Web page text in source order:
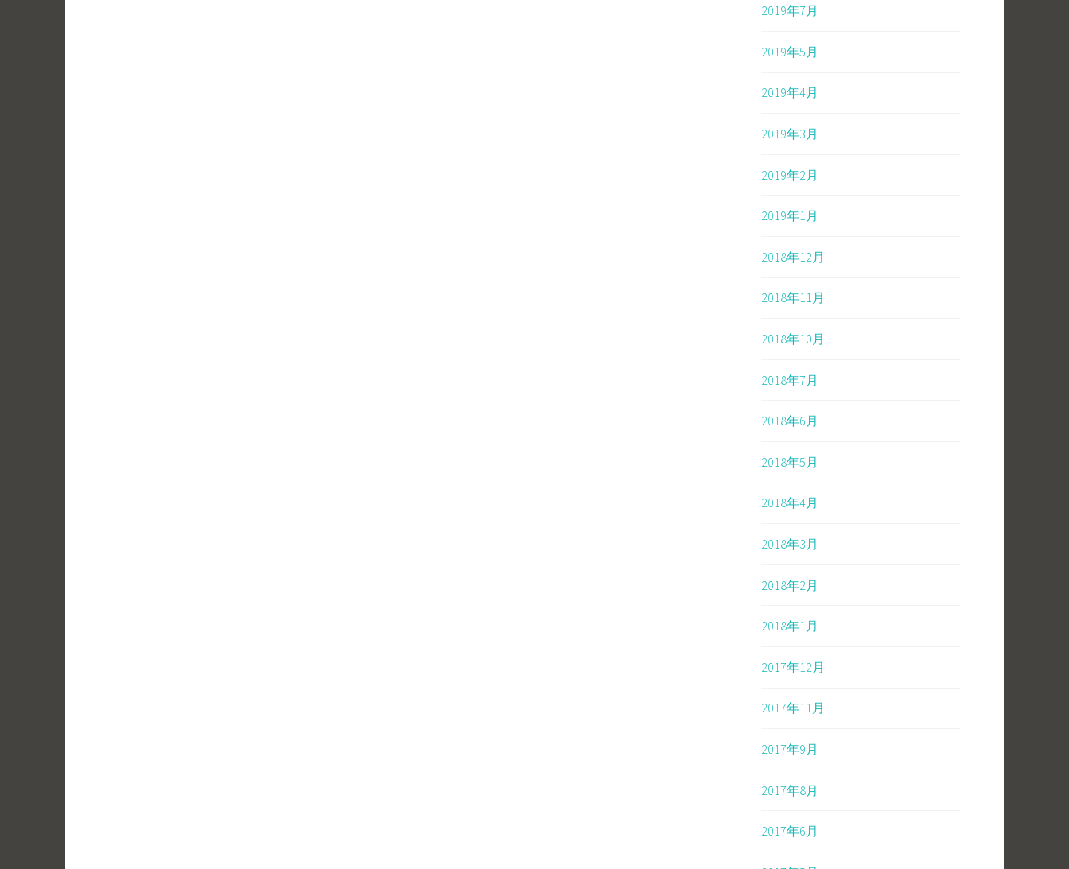
2019年7月
2019年5月
2019年4月
2019年3月
2019年2月
2019年1月
2018年12月
2018年11月
2018年10月
2018年7月
2018年6月
2018年5月
2018年4月
2018年3月
2018年2月
2018年1月
2017年12月
2017年11月
2017年9月
2017年8月
2017年6月